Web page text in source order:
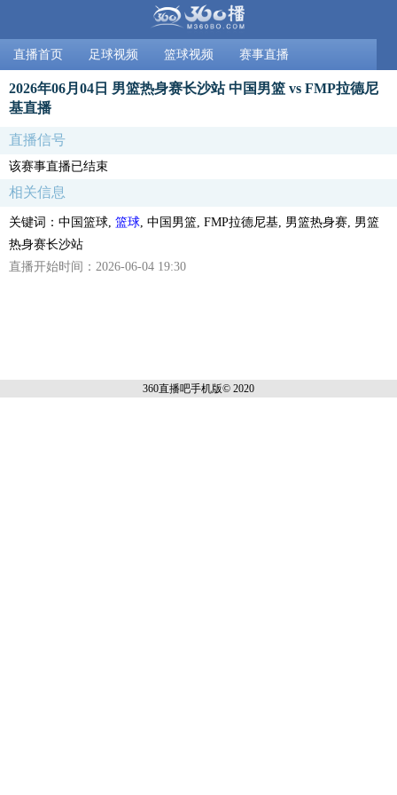
直播首页 足球视频 篮球视频 赛事直播
2026年06月04日 男篮热身赛长沙站 中国男篮 vs FMP拉德尼
基直播
直播信号
该赛事直播已结束
相关信息
关键词：中国篮球, 篮球 , 中国男篮, FMP拉德尼基, 男篮热身赛, 男篮
热身赛长沙站
直播开始时间：2026-06-04 19:30
360直播吧手机版© 2020